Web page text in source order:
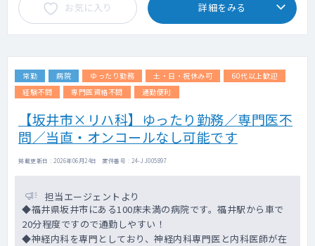
お気に入り 詳細をみる
常勤 病院 ゆったり勤務 土・日・祝休み可
60代以上歓迎
経験不問
専門医資格不問 通勤便利
【坂井市×リハ科】ゆったり勤務／専門医不
問／当直・オンコールなし可能です
掲載更新日 : 2026年06月24日 案件番号 : 24-JJ005897
担当エージェントより
◆福井県坂井市にある100床未満の病院です。福井駅から車で
20分程度ですので通勤しやすい！
◆神経内科を専門としており、神経内科専門医と内科医師が在